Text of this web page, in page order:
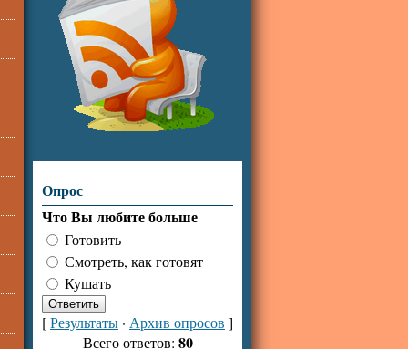
Опрос
Что Вы любите больше
Готовить
Смотреть, как готовят
Кушать
[Результаты · Архив опросов ]
Всего ответов: 80